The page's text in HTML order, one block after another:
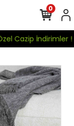
Cazip İndirimler !
0